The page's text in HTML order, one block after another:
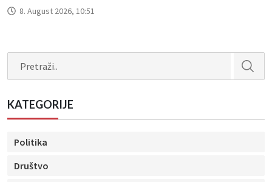
8. August 2026, 10:51
KATEGORIJE
Politika
Društvo